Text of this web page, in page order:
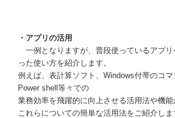
・アプリの活用
一例となりますが、普段使っているアプリ
った使い方を紹介します。
例えば、表計算ソフト、Windows付帯のコマ
Power shell等々での
業務効率を飛躍的に向上させる活用法や機能
これらについての簡単な活用法をご紹介しま